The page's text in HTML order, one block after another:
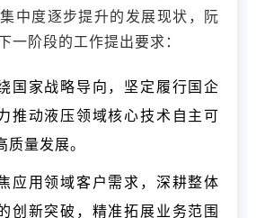
中度逐步提升的发展现状，阮
一阶段的工作提出要求：
国家战略导向，坚定履行国企
推动液压领域核心技术自主可
质量发展。
应用领域客户需求，深耕整体
创新突破，精准拓展业务范围